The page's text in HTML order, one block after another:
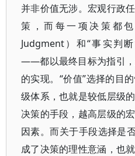
并非价值无涉。宏观行政
策，而每一项决策都
Judgment）和“事实判断
——都以最终目标为指引
的实现。“价值”选择的目
级体系，也就是较低层级
决策的手段，越高层级的
因素。而关于手段选择是
成了决策的理性意涵，也